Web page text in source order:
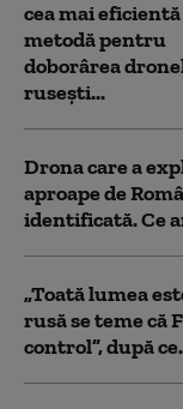
cea mai eficientă
metodă pentru
doborârea
rusești...
Drona care a
aproape de
identificată. Ce
„Toată lumea
rusă se teme că
control”, după